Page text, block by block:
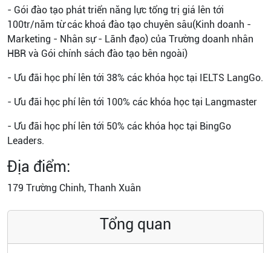
- Gói đào tạo phát triển năng lực tổng trị giá lên tới
100tr/năm từ các khoá đào tạo chuyên sâu(Kinh doanh -
Marketing - Nhân sự - Lãnh đạo) của Trường doanh nhân
HBR và Gói chính sách đào tạo bên ngoài)
- Ưu đãi học phí lên tới 38% các khóa học tại IELTS LangGo.
- Ưu đãi học phí lên tới 100% các khóa học tại Langmaster
- Ưu đãi học phí lên tới 50% các khóa học tại BingGo
Leaders.
Địa điểm:
179 Trường Chinh, Thanh Xuân
Tổng quan